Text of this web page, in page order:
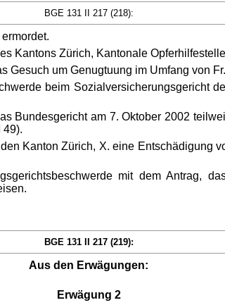
BGE 131 II 217 (218):
Kantons Zürich, Kantonale
um Genugtuung im Umfang von
beim Sozialversicherungsgericht
Bundesgericht am 7. Oktober 2002
49).
Kanton Zürich, X. eine Entschädigung
mit dem Antrag,
BGE 131 II 217 (219):
Aus den Erwägungen:
Erwägung 2